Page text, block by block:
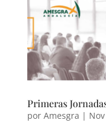
Primeras
por Amesgra |